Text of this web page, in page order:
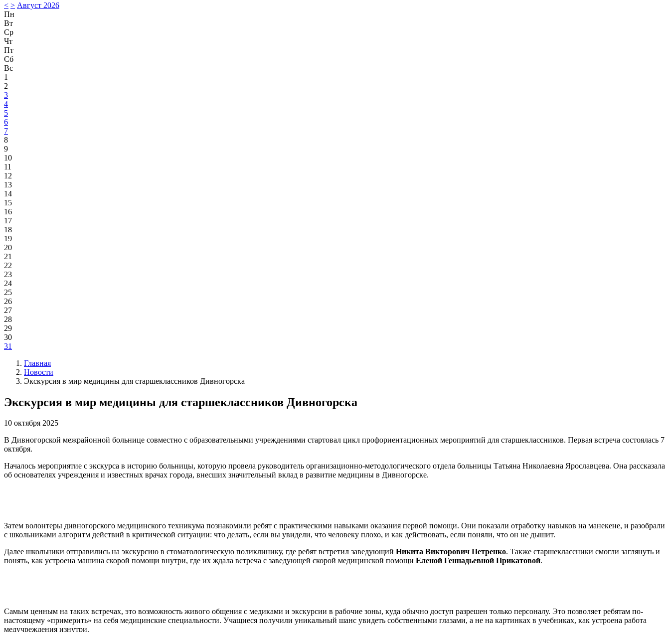
< > Август 2026
Пн
Вт
Ср
Чт
Пт
Сб
Вс
1
2
3
4
5
6
7
8
9
10
11
12
13
14
15
16
17
18
19
20
21
22
23
24
25
26
27
28
29
30
31
Главная
Новости
Экскурсия в мир медицины для старшеклассников Дивногорска
Экскурсия в мир медицины для старшеклассников Дивногорска
10 октября 2025
В Дивногорской межрайонной больнице совместно с образовательными учреждениями стартовал цикл профориентационных мероприятий для старшеклассников. Первая встреча состоялась 7
октября.
Началось мероприятие с экскурса в историю больницы, которую провела руководитель организационно-методологического отдела больницы Татьяна Николаевна Ярославцева. Она рассказала
об основателях учреждения и известных врачах города, внесших значительный вклад в развитие медицины в Дивногорске.
Затем волонтеры дивногорского медицинского техникума познакомили ребят с практическими навыками оказания первой помощи. Они показали отработку навыков на манекене, и разобрали
с школьниками алгоритм действий в критической ситуации: что делать, если вы увидели, что человеку плохо, и как действовать, если поняли, что он не дышит.
Далее школьники отправились на экскурсию в стоматологическую поликлинику, где ребят встретил заведующий Никита Викторович Петренко. Также старшеклассники смогли заглянуть и
понять, как устроена машина скорой помощи внутри, где их ждала встреча с заведующей скорой медицинской помощи Еленой Геннадьевной Прикатовой.
Самым ценным на таких встречах, это возможность живого общения с медиками и экскурсии в рабочие зоны, куда обычно доступ разрешен только персоналу. Это позволяет ребятам по-
настоящему «примерить» на себя медицинские специальности. Учащиеся получили уникальный шанс увидеть собственными глазами, а не на картинках в учебниках, как устроена работа
медучреждения изнутри.